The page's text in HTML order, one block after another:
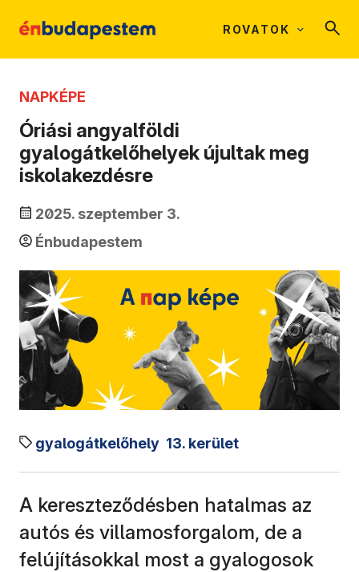
ROVATOK
NAPKÉPE
Óriási angyalföldi
gyalogátkelőhelyek újultak meg
iskolakezdésre
2025. szeptember 3.
Énbudapestem
gyalogátkelőhely 13. kerület
A kereszteződésben hatalmas az
autós és villamosforgalom, de a
felújításokkal most a gyalogosok